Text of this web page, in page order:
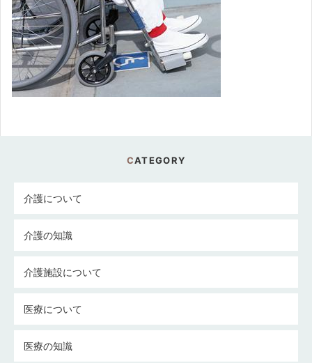
CATEGORY
介護について
介護の知識
介護施設について
医療について
医療の知識